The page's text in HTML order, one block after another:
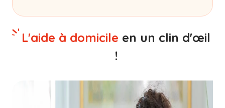
L'aide à domicile en un clin d'œil
!